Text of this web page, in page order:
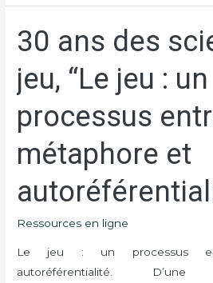
jeu
»
30 ans des
jeu, “Le jeu : un
processus
métaphore et
Ressources en ligne
Le jeu : un processus
autoréférentialité.
30
ans
des
sciences
du
jeu,
“Le
:
processus
entre
métaphore